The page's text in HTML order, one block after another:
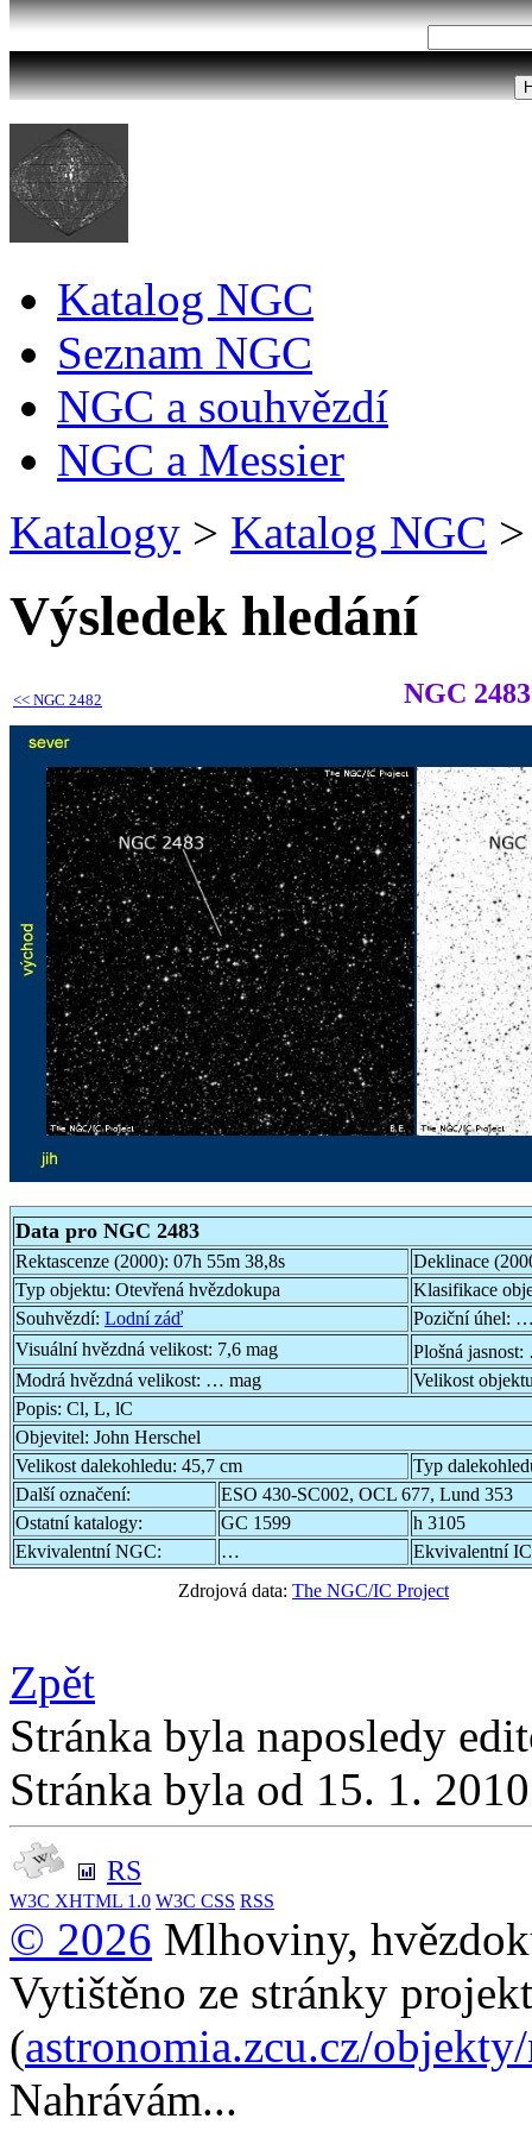
Katalog NGC
Seznam NGC
NGC a souhvězdí
NGC a Messier
Katalogy > Katalog NGC >
Výsledek hledání
<< NGC 2482 NGC 2483
Data pro NGC 2483
Rektascenze (2000): 07h 55m 38,8s
Deklinace
Typ objektu: Otevřená hvězdokupa
Klasifikace
Souhvězdí: Lodní záď Poziční úhel: …
Visuální hvězdná velikost: 7,6 mag Plošná jasnost:
Modrá hvězdná velikost: … mag
Velikost
Popis: Cl, L, lC
Objevitel: John Herschel
Velikost dalekohledu: 45,7 cm
Typ
Další označení:
ESO 430-SC002, OCL 677, Lund 353
Ostatní katalogy:
GC 1599
h 3105
Ekvivalentní NGC:
…
Ekvivalentní
Zdrojová data: The NGC/IC Project
Zpět
Stránka byla naposledy
Stránka byla od 15. 1.
RS
W3C XHTML 1.0 W3C CSS RSS
© 2026 Mlhoviny,
Vytištěno ze stránky
(astronomia.zcu.cz/
Nahrávám...